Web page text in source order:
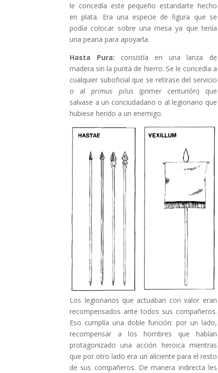
le concedía este pequeño estandarte hecho
en plata. Era una especie de figura que se
podía colocar sobre una mesa ya que tenía
una peana para apoyarla.
Hasta Pura: consistía en una lanza de
madera sin la punta de hierro. Se le concedía a
cualquier suboficial que se retirase del servicio
o alprimus pilus(primer centurión) que
salvase a un conciudadano o al legionario que
hubiese herido a un enemigo.
Los legionarios que actuaban con valor eran
recompensados ante todos sus compañeros.
Eso cumplía una doble función: por un lado,
recompensar a los hombres que habían
protagonizado una acción heroica mientras
que por otro lado era un aliciente para el resto
de sus compañeros. De manera indirecta les